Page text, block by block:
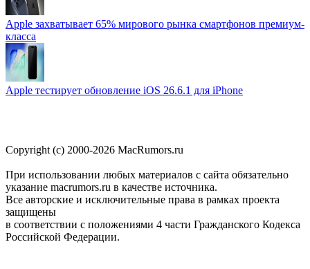
Apple захватывает 65% мирового рынка смартфонов премиум-
класса
Apple тестирует обновление iOS 26.6.1 для iPhone
Copyright (c) 2000-2026 MacRumors.ru
При использовании любых материалов с сайта обязательно
указание macrumors.ru в качестве источника.
Все авторские и исключительные права в рамках проекта
защищены
в соответствии с положениями 4 части Гражданского Кодекса
Российской Федерации.